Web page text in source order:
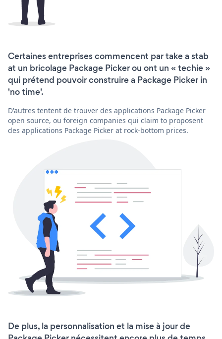
Certaines entreprises commencent par take a stab
at un bricolage Package Picker ou ont un « techie »
qui prétend pouvoir construire a Package Picker in
'no time'.
D'autres tentent de trouver des applications Package Picker
open source, ou foreign companies qui claim to proposent
des applications Package Picker at rock-bottom prices.
De plus, la personnalisation et la mise à jour de